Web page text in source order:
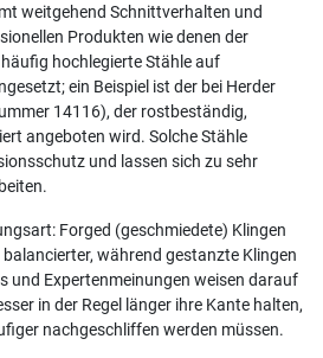
weitgehend Schnittverhalten und
Produkten wie denen der
hochlegierte Stähle auf
ein Beispiel ist der bei Herder
14116), der rostbeständig,
angeboten wird. Solche Stähle
und lassen sich zu sehr
Forged (geschmiedete) Klingen
während gestanzte Klingen
und Expertenmeinungen weisen darauf
in der Regel länger ihre Kante halten,
nachgeschliffen werden müssen.